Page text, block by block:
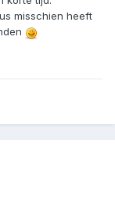
misschien heeft